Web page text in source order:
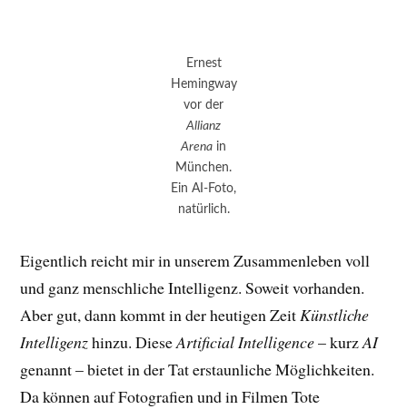
Ernest
Hemingway
vor der
Allianz
Arena in
München.
Ein AI-Foto,
natürlich.
Eigentlich reicht mir in unserem Zusammenleben voll
und ganz menschliche Intelligenz. Soweit vorhanden.
Aber gut, dann kommt in der heutigen ZeitKünstliche
Intelligenzhinzu. DieseArtificial Intelligence– kurzAI
genannt – bietet in der Tat erstaunliche Möglichkeiten.
Da können auf Fotografien und in Filmen Tote